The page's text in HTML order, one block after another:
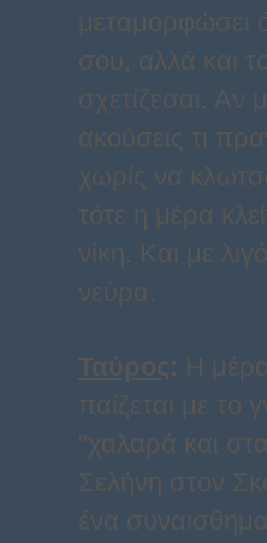
μεταμορφώσει
σου, αλλά και
σχετίζεσαι. Αν
ακούσεις τι
χωρίς να
τότε η μέρα
νίκη. Και με
νεύρα.
Ταύρος: Η
παίζεται με το
"χαλαρά και
Σελήνη στον
ένα